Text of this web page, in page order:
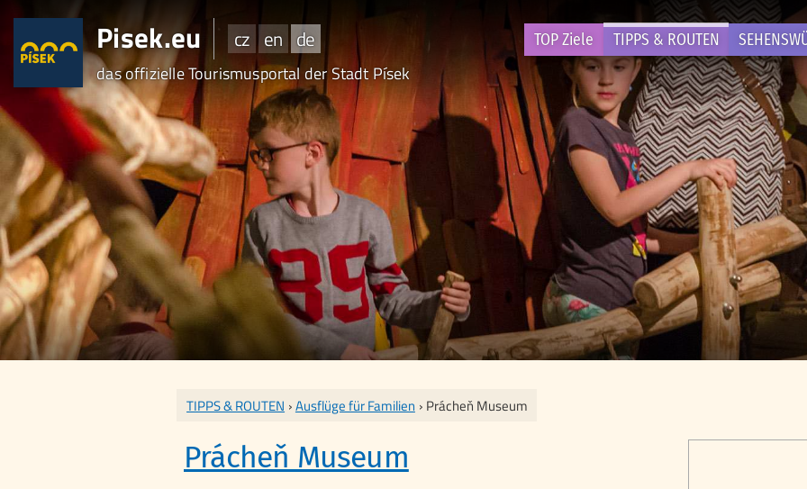
Pisek.eu cz en de
das offizielle Tourismusportal der Stadt Písek
TOP Ziele TIPPS & ROUTEN
TIPPS & ROUTEN ›Ausflüge für Familien › Prácheň Museum
Prácheň Museum